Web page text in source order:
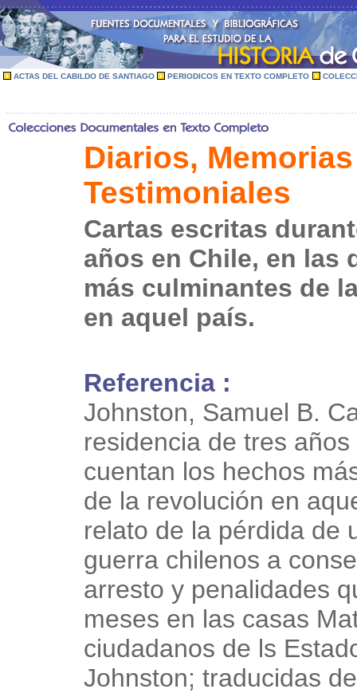
ACTAS DEL CABILDO DE SANTIAGO PERIODICOS EN TEXTO COMPLETO
Diarios,
Testimoniales
Cartas escritas
años en Chile, en las
más culminantes de
en aquel país.
Referencia :
Johnston, Samuel B.
residencia de tres
cuentan los hechos
de la revolución en
relato de la pérdida de
guerra chilenos a
arresto y penalidades
meses en las casas
ciudadanos de ls
Johnston; traducidas